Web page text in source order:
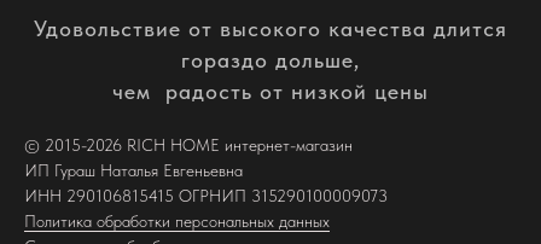
Удовольствие от высокого качества длится
гораздо дольше,
чем радость от низкой цены
© 2015-2026 RICH HOME интернет-магазин
ИП Гураш Наталья Евгеньевна
ИНН 290106815415 ОГРНИП 315290100009073
Политика обработки персональных данных